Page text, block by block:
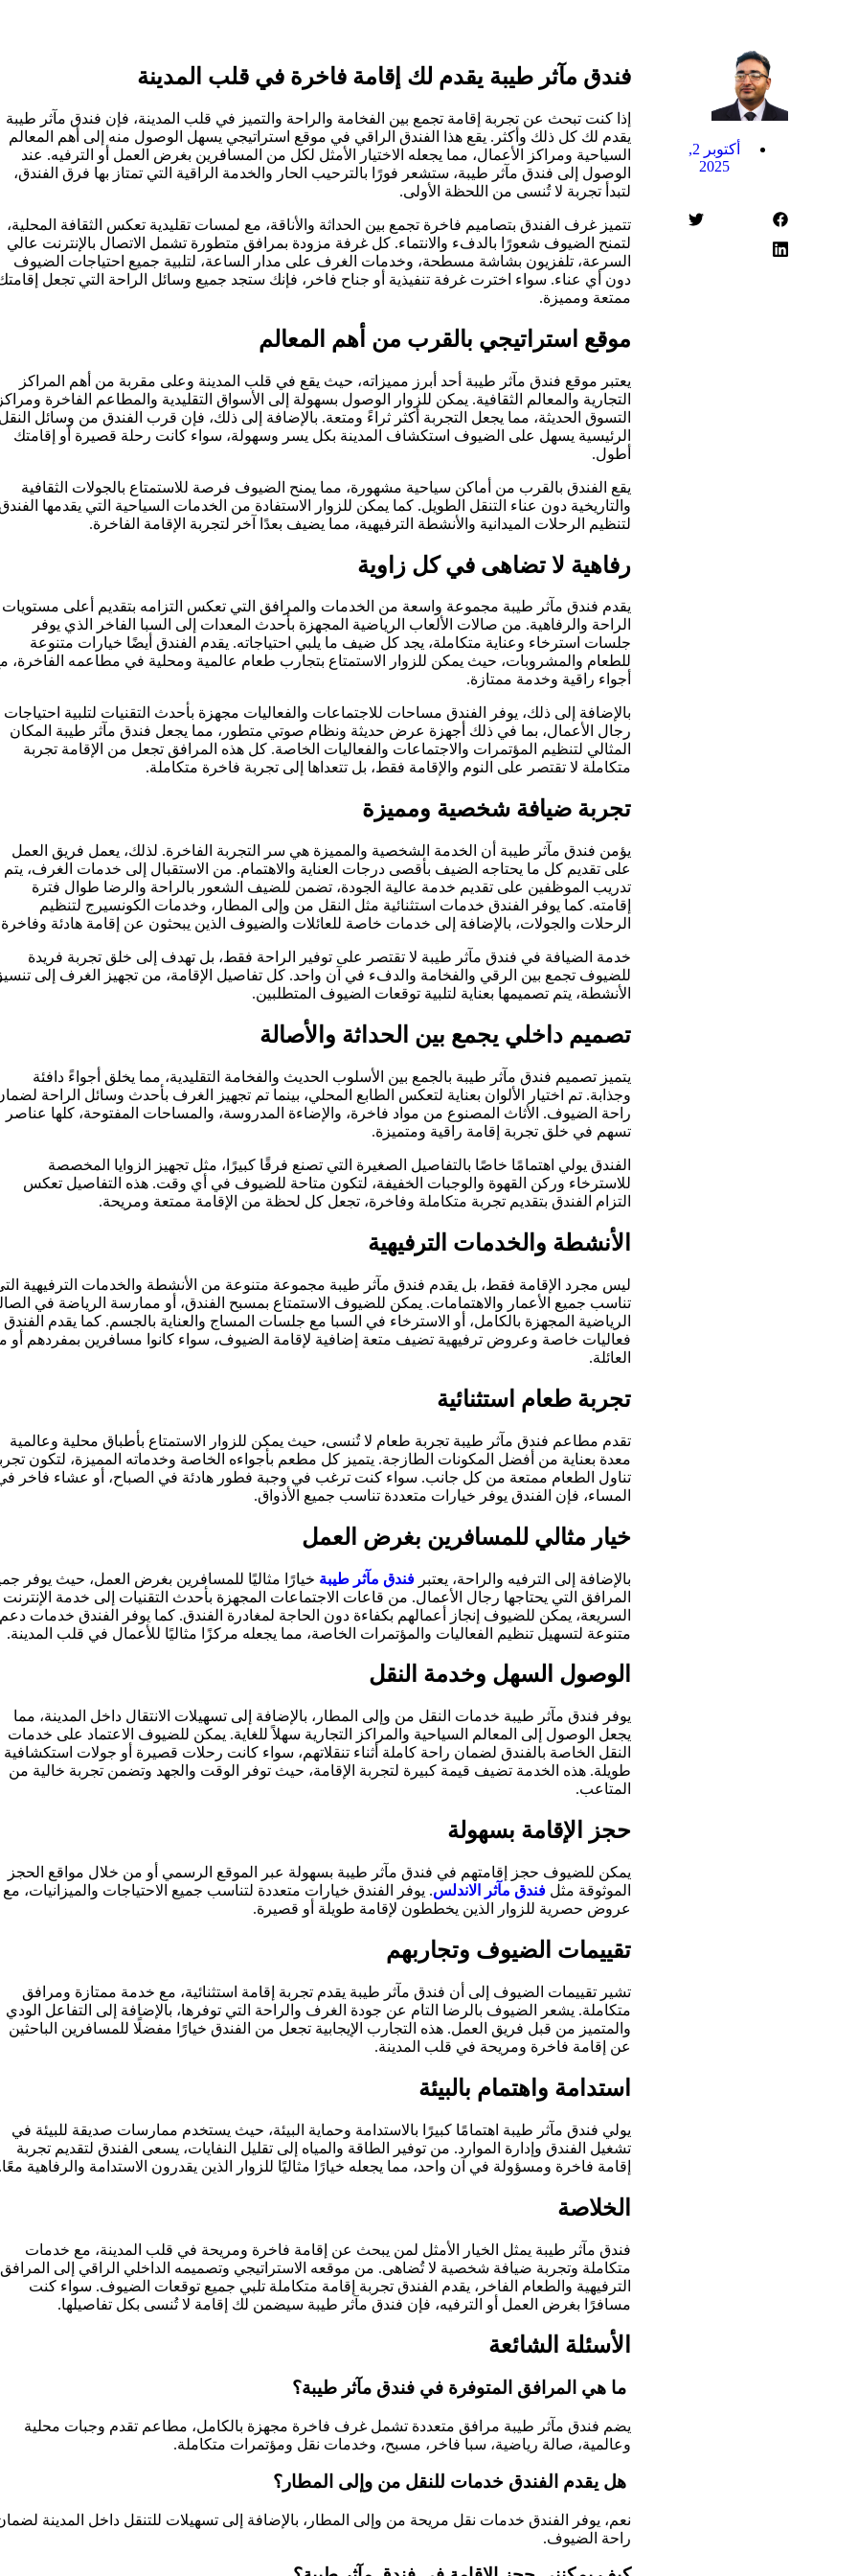
أكتوبر 2,
2025
فندق مآثر طيبة يقدم لك إقامة فاخرة في قلب المدينة
إذا كنت تبحث عن تجربة إقامة تجمع بين الفخامة والراحة والتميز في قلب المدينة، فإن فندق مآثر طيبة
يقدم لك كل ذلك وأكثر. يقع هذا الفندق الراقي في موقع استراتيجي يسهل الوصول منه إلى أهم المعالم
السياحية ومراكز الأعمال، مما يجعله الاختيار الأمثل لكل من المسافرين بغرض العمل أو الترفيه. عند
الوصول إلى فندق مآثر طيبة، ستشعر فورًا بالترحيب الحار والخدمة الراقية التي تمتاز بها فرق الفندق،
لتبدأ تجربة لا تُنسى من اللحظة الأولى.
تتميز غرف الفندق بتصاميم فاخرة تجمع بين الحداثة والأناقة، مع لمسات تقليدية تعكس الثقافة المحلية،
لتمنح الضيوف شعورًا بالدفء والانتماء. كل غرفة مزودة بمرافق متطورة تشمل الاتصال بالإنترنت عالي
السرعة، تلفزيون بشاشة مسطحة، وخدمات الغرف على مدار الساعة، لتلبية جميع احتياجات الضيوف
دون أي عناء. سواء اخترت غرفة تنفيذية أو جناح فاخر، فإنك ستجد جميع وسائل الراحة التي تجعل
ممتعة ومميزة.
موقع استراتيجي بالقرب من أهم المعالم
يعتبر موقع فندق مآثر طيبة أحد أبرز مميزاته، حيث يقع في قلب المدينة وعلى مقربة من أهم المراكز
التجارية والمعالم الثقافية. يمكن للزوار الوصول بسهولة إلى الأسواق التقليدية والمطاعم الفاخرة
التسوق الحديثة، مما يجعل التجربة أكثر ثراءً ومتعة. بالإضافة إلى ذلك، فإن قرب الفندق من وسائل
الرئيسية يسهل على الضيوف استكشاف المدينة بكل يسر وسهولة، سواء كانت رحلة قصيرة أو إقامتك
أطول.
يقع الفندق بالقرب من أماكن سياحية مشهورة، مما يمنح الضيوف فرصة للاستمتاع بالجولات الثقافية
والتاريخية دون عناء التنقل الطويل. كما يمكن للزوار الاستفادة من الخدمات السياحية التي يقدمها
لتنظيم الرحلات الميدانية والأنشطة الترفيهية، مما يضيف بعدًا آخر لتجربة الإقامة الفاخرة.
رفاهية لا تضاهى في كل زاوية
يقدم فندق مآثر طيبة مجموعة واسعة من الخدمات والمرافق التي تعكس التزامه بتقديم أعلى مستويات
الراحة والرفاهية. من صالات الألعاب الرياضية المجهزة بأحدث المعدات إلى السبا الفاخر الذي يوفر
جلسات استرخاء وعناية متكاملة، يجد كل ضيف ما يلبي احتياجاته. يقدم الفندق أيضًا خيارات متنوعة
للطعام والمشروبات، حيث يمكن للزوار الاستمتاع بتجارب طعام عالمية ومحلية في مطاعمه الفاخرة،
أجواء راقية وخدمة ممتازة.
بالإضافة إلى ذلك، يوفر الفندق مساحات للاجتماعات والفعاليات مجهزة بأحدث التقنيات لتلبية احتياجات
رجال الأعمال، بما في ذلك أجهزة عرض حديثة ونظام صوتي متطور، مما يجعل فندق مآثر طيبة المكان
المثالي لتنظيم المؤتمرات والاجتماعات والفعاليات الخاصة. كل هذه المرافق تجعل من الإقامة تجربة
متكاملة لا تقتصر على النوم والإقامة فقط، بل تتعداها إلى تجربة فاخرة متكاملة.
تجربة ضيافة شخصية ومميزة
يؤمن فندق مآثر طيبة أن الخدمة الشخصية والمميزة هي سر التجربة الفاخرة. لذلك، يعمل فريق العمل
على تقديم كل ما يحتاجه الضيف بأقصى درجات العناية والاهتمام. من الاستقبال إلى خدمات الغرف، يتم
تدريب الموظفين على تقديم خدمة عالية الجودة، تضمن للضيف الشعور بالراحة والرضا طوال فترة
إقامته. كما يوفر الفندق خدمات استثنائية مثل النقل من وإلى المطار، وخدمات الكونسيرج لتنظيم
الرحلات والجولات، بالإضافة إلى خدمات خاصة للعائلات والضيوف الذين يبحثون عن إقامة هادئة
خدمة الضيافة في فندق مآثر طيبة لا تقتصر على توفير الراحة فقط، بل تهدف إلى خلق تجربة فريدة
للضيوف تجمع بين الرقي والفخامة والدفء في آن واحد. كل تفاصيل الإقامة، من تجهيز الغرف إلى
الأنشطة، يتم تصميمها بعناية لتلبية توقعات الضيوف المتطلبين.
تصميم داخلي يجمع بين الحداثة والأصالة
يتميز تصميم فندق مآثر طيبة بالجمع بين الأسلوب الحديث والفخامة التقليدية، مما يخلق أجواءً دافئة
وجذابة. تم اختيار الألوان بعناية لتعكس الطابع المحلي، بينما تم تجهيز الغرف بأحدث وسائل الراحة
راحة الضيوف. الأثاث المصنوع من مواد فاخرة، والإضاءة المدروسة، والمساحات المفتوحة، كلها عناصر
تسهم في خلق تجربة إقامة راقية ومتميزة.
الفندق يولي اهتمامًا خاصًا بالتفاصيل الصغيرة التي تصنع فرقًا كبيرًا، مثل تجهيز الزوايا المخصصة
للاسترخاء وركن القهوة والوجبات الخفيفة، لتكون متاحة للضيوف في أي وقت. هذه التفاصيل تعكس
التزام الفندق بتقديم تجربة متكاملة وفاخرة، تجعل كل لحظة من الإقامة ممتعة ومريحة.
الأنشطة والخدمات الترفيهية
ليس مجرد الإقامة فقط، بل يقدم فندق مآثر طيبة مجموعة متنوعة من الأنشطة والخدمات الترفيهية
تناسب جميع الأعمار والاهتمامات. يمكن للضيوف الاستمتاع بمسبح الفندق، أو ممارسة الرياضة في
الرياضية المجهزة بالكامل، أو الاسترخاء في السبا مع جلسات المساج والعناية بالجسم. كما يقدم الفندق
فعاليات خاصة وعروض ترفيهية تضيف متعة إضافية لإقامة الضيوف، سواء كانوا مسافرين بمفردهم أو
العائلة.
تجربة طعام استثنائية
تقدم مطاعم فندق مآثر طيبة تجربة طعام لا تُنسى، حيث يمكن للزوار الاستمتاع بأطباق محلية وعالمية
معدة بعناية من أفضل المكونات الطازجة. يتميز كل مطعم بأجواءه الخاصة وخدماته المميزة، لتكون
تناول الطعام ممتعة من كل جانب. سواء كنت ترغب في وجبة فطور هادئة في الصباح، أو عشاء فاخر
المساء، فإن الفندق يوفر خيارات متعددة تناسب جميع الأذواق.
خيار مثالي للمسافرين بغرض العمل
بالإضافة إلى الترفيه والراحة، يعتبر فندق مآثر طيبة خيارًا مثاليًا للمسافرين بغرض العمل، حيث يوفر
المرافق التي يحتاجها رجال الأعمال. من قاعات الاجتماعات المجهزة بأحدث التقنيات إلى خدمة الإنترنت
السريعة، يمكن للضيوف إنجاز أعمالهم بكفاءة دون الحاجة لمغادرة الفندق. كما يوفر الفندق خدمات دعم
متنوعة لتسهيل تنظيم الفعاليات والمؤتمرات الخاصة، مما يجعله مركزًا مثاليًا للأعمال في قلب المدينة.
الوصول السهل وخدمة النقل
يوفر فندق مآثر طيبة خدمات النقل من وإلى المطار، بالإضافة إلى تسهيلات الانتقال داخل المدينة، مما
يجعل الوصول إلى المعالم السياحية والمراكز التجارية سهلاً للغاية. يمكن للضيوف الاعتماد على خدمات
النقل الخاصة بالفندق لضمان راحة كاملة أثناء تنقلاتهم، سواء كانت رحلات قصيرة أو جولات استكشافية
طويلة. هذه الخدمة تضيف قيمة كبيرة لتجربة الإقامة، حيث توفر الوقت والجهد وتضمن تجربة خالية من
المتاعب.
حجز الإقامة بسهولة
يمكن للضيوف حجز إقامتهم في فندق مآثر طيبة بسهولة عبر الموقع الرسمي أو من خلال مواقع الحجز
الموثوقة مثل فندق مآثر الاندلس. يوفر الفندق خيارات متعددة لتناسب جميع الاحتياجات والميزانيات، مع
عروض حصرية للزوار الذين يخططون لإقامة طويلة أو قصيرة.
تقييمات الضيوف وتجاربهم
تشير تقييمات الضيوف إلى أن فندق مآثر طيبة يقدم تجربة إقامة استثنائية، مع خدمة ممتازة ومرافق
متكاملة. يشعر الضيوف بالرضا التام عن جودة الغرف والراحة التي توفرها، بالإضافة إلى التفاعل الودي
والمتميز من قبل فريق العمل. هذه التجارب الإيجابية تجعل من الفندق خيارًا مفضلًا للمسافرين الباحثين
عن إقامة فاخرة ومريحة في قلب المدينة.
استدامة واهتمام بالبيئة
يولي فندق مآثر طيبة اهتمامًا كبيرًا بالاستدامة وحماية البيئة، حيث يستخدم ممارسات صديقة للبيئة في
تشغيل الفندق وإدارة الموارد. من توفير الطاقة والمياه إلى تقليل النفايات، يسعى الفندق لتقديم تجربة
إقامة فاخرة ومسؤولة في آن واحد، مما يجعله خيارًا مثاليًا للزوار الذين يقدرون الاستدامة والرفاهية
الخلاصة
فندق مآثر طيبة يمثل الخيار الأمثل لمن يبحث عن إقامة فاخرة ومريحة في قلب المدينة، مع خدمات
متكاملة وتجربة ضيافة شخصية لا تُضاهى. من موقعه الاستراتيجي وتصميمه الداخلي الراقي إلى المرافق
الترفيهية والطعام الفاخر، يقدم الفندق تجربة إقامة متكاملة تلبي جميع توقعات الضيوف. سواء كنت
مسافرًا بغرض العمل أو الترفيه، فإن فندق مآثر طيبة سيضمن لك إقامة لا تُنسى بكل تفاصيلها.
الأسئلة الشائعة
ما هي المرافق المتوفرة في فندق مآثر طيبة؟
يضم فندق مآثر طيبة مرافق متعددة تشمل غرف فاخرة مجهزة بالكامل، مطاعم تقدم وجبات محلية
وعالمية، صالة رياضية، سبا فاخر، مسبح، وخدمات نقل ومؤتمرات متكاملة.
هل يقدم الفندق خدمات للنقل من وإلى المطار؟
نعم، يوفر الفندق خدمات نقل مريحة من وإلى المطار، بالإضافة إلى تسهيلات للتنقل داخل المدينة
راحة الضيوف.